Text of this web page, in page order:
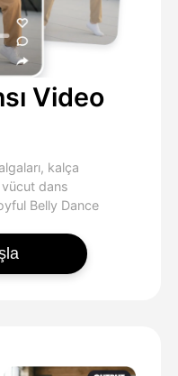
Video
kalça
dans
Belly Dance